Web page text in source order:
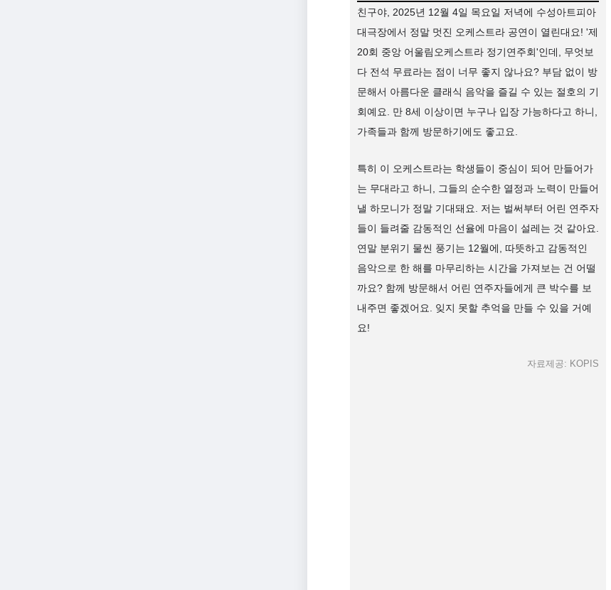
친구야, 2025년 12월 4일 목요일 저녁에 수성아트피아
대극장에서 정말 멋진 오케스트라 공연이 열린대요! '제
20회 중앙 어울림오케스트라 정기연주회'인데, 무엇보
다 전석 무료라는 점이 너무 좋지 않나요? 부담 없이 방
문해서 아름다운 클래식 음악을 즐길 수 있는 절호의 기
회예요. 만 8세 이상이면 누구나 입장 가능하다고 하니,
가족들과 함께 방문하기에도 좋고요.
특히 이 오케스트라는 학생들이 중심이 되어 만들어가
는 무대라고 하니, 그들의 순수한 열정과 노력이 만들어
낼 하모니가 정말 기대돼요. 저는 벌써부터 어린 연주자
들이 들려줄 감동적인 선율에 마음이 설레는 것 같아요.
연말 분위기 물씬 풍기는 12월에, 따뜻하고 감동적인
음악으로 한 해를 마무리하는 시간을 가져보는 건 어떨
까요? 함께 방문해서 어린 연주자들에게 큰 박수를 보
내주면 좋겠어요. 잊지 못할 추억을 만들 수 있을 거예
요!
자료제공: KOPIS